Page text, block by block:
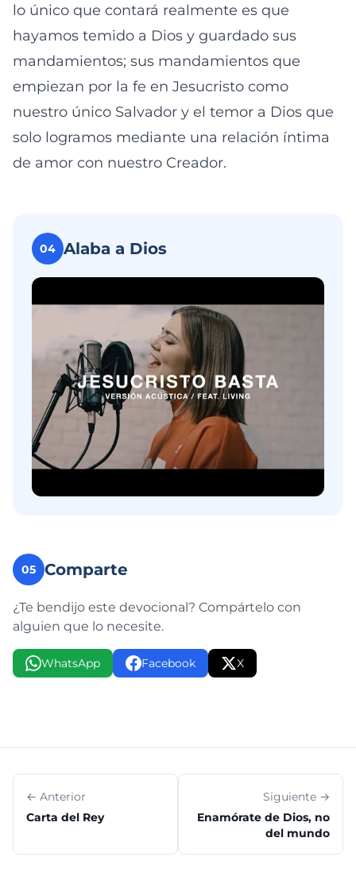
lo único que contará realmente es que
hayamos temido a Dios y guardado sus
mandamientos; sus mandamientos que
empiezan por la fe en Jesucristo como
nuestro único Salvador y el temor a Dios que
solo logramos mediante una relación íntima
de amor con nuestro Creador.
04 Alaba a Dios
05 Comparte
¿Te bendijo este devocional? Compártelo con
alguien que lo necesite.
WhatsApp Facebook X
← Anterior
Carta del Rey
Siguiente →
Enamórate de Dios, no
del mundo